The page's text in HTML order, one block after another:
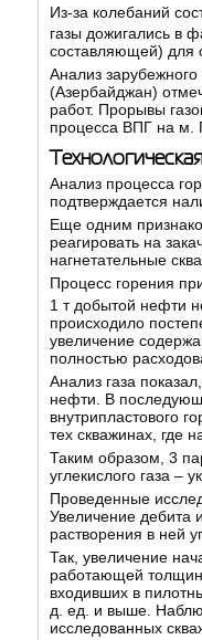
Из-за колебаний
газы дожигались в
составляющей) для
Анализ
(Азербайджан)
работ. Прорывы
процесса ВПГ на м.
Анализ процесса
подтверждается
Еще одним
реагировать на
нагнетательные
Процесс горения
1 т добытой нефти
происходило
увеличение
полностью
Анализ газа
нефти. В
внутрипластового
тех скважинах, где
Таким образом, 3
углекислого газа –
Проведенные
Увеличение дебита
растворения в ней
Так, увеличение
работающей
входивших в
д. ед. и выше.
исследованных